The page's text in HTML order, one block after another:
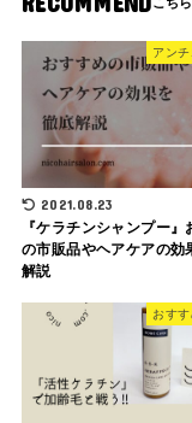
アン
2021.08.23
『ケラチンシャンプー』
の市販品やヘアケアの効
解説
おす